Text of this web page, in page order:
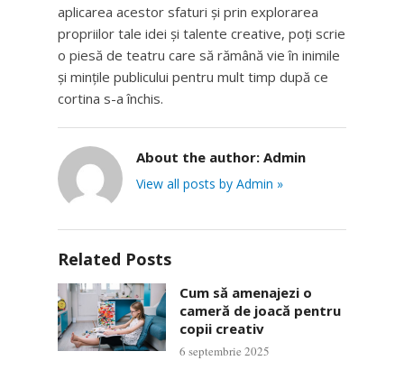
aplicarea acestor sfaturi și prin explorarea
propriilor tale idei și talente creative, poți scrie
o piesă de teatru care să rămână vie în inimile
și mințile publicului pentru mult timp după ce
cortina s-a închis.
About the author: Admin
View all posts by Admin »
Related Posts
Cum să amenajezi o
cameră de joacă pentru
copii creativ
6 septembrie 2025